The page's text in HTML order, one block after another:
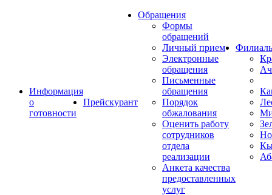
Информация
о
готовности
Прейскурант
Обращения
Формы
обращений
Личный прием
Электронные
обращения
Письменные
обращения
Порядок
обжалования
Оценить работу
сотрудников
отдела
реализации
Анкета качества
предоставленных
услуг